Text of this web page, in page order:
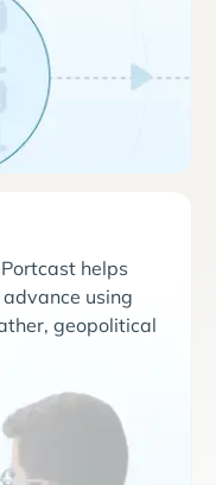
helps
using
geopolitical